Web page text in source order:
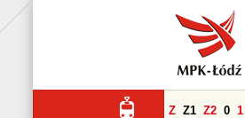
Z Z1 Z2 0 1